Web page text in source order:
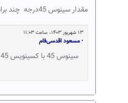
مقدار سینوس 45درجه چند برابر کسینوس است
مسعود اقدسی‌فام
سینوس 45 با کسینویس 45 برابر هستن.